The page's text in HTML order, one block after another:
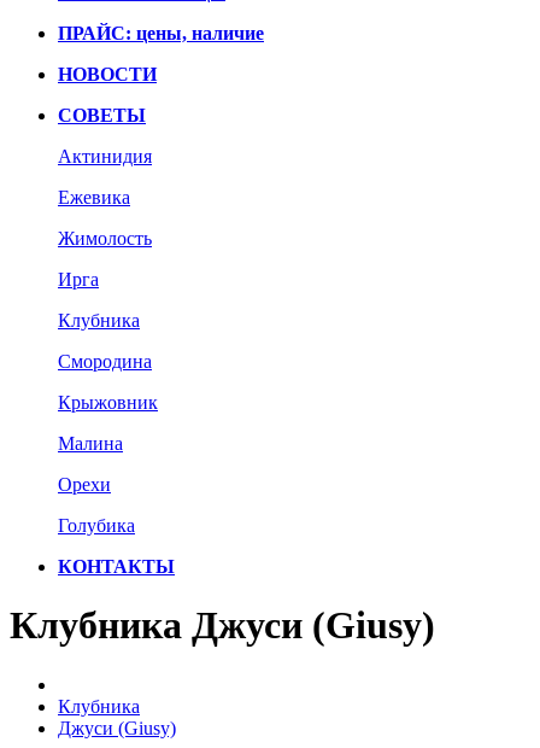
ПРАЙС: цены, наличие
НОВОСТИ
СОВЕТЫ
Актинидия
Ежевика
Жимолость
Ирга
Клубника
Смородина
Крыжовник
Малина
Орехи
Голубика
КОНТАКТЫ
Клубника Джуси (Giusy)
Клубника
Джуси (Giusy)